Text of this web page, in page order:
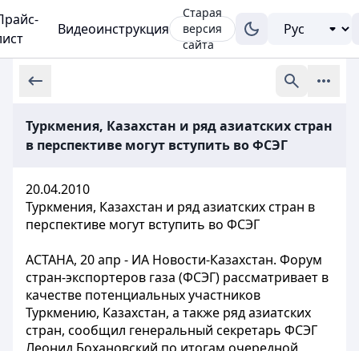
Видеоинструкция
Старая
версия
сайта
Туркмения, Казахстан и ряд азиатских стран
в перспективе могут вступить во ФСЭГ
20.04.2010
Туркмения, Казахстан и ряд азиатских стран в
перспективе могут вступить во ФСЭГ
АСТАНА, 20 апр - ИА Новости-Казахстан. Форум
стран-экспортеров газа (ФСЭГ) рассматривает в
качестве потенциальных участников
Туркмению, Казахстан, а также ряд азиатских
стран, сообщил генеральный секретарь ФСЭГ